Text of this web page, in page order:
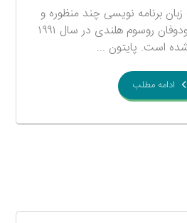
برنامه نویسی چند منظوره و
قدرتمند، که توسط خودوفان روسوم هلندی در سال ۱۹۹۱
است. پایتون ...
ادامه مطلب